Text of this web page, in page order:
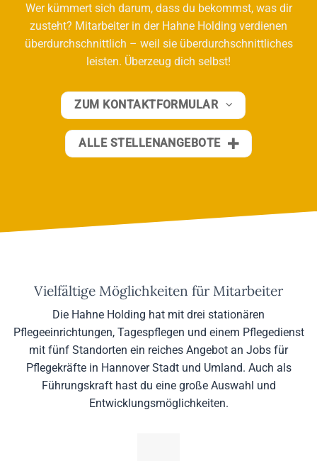
Wer kümmert sich darum, dass du bekommst, was dir
zusteht? Mitarbeiter in der Hahne Holding verdienen
überdurchschnittlich – weil sie überdurchschnittliches
leisten. Überzeug dich selbst!
ZUM KONTAKTFORMULAR
ALLE STELLENANGEBOTE
Vielfältige Möglichkeiten für Mitarbeiter
Die Hahne Holding hat mit drei stationären
Pflegeeinrichtungen, Tagespflegen und einem Pflegedienst
mit fünf Standorten ein reiches Angebot an Jobs für
Pflegekräfte in Hannover Stadt und Umland. Auch als
Führungskraft hast du eine große Auswahl und
Entwicklungsmöglichkeiten.